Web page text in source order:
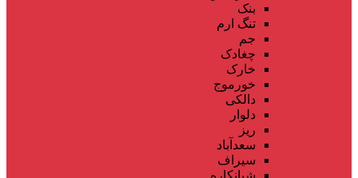
بنک
تنگ ارم
جم
چغادک
خارک
خورموج
دالکی
دلوار
ریز
سعدآباد
سیراف
شبانکاره